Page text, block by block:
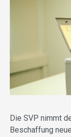
Die SVP nimmt
Beschaffung